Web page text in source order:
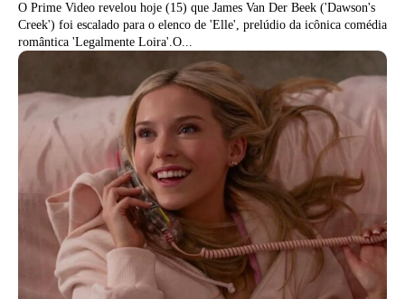
O Prime Video revelou hoje (15) que James Van Der Beek ('Dawson's
Creek') foi escalado para o elenco de 'Elle', prelúdio da icônica comédia
romântica 'Legalmente Loira'.O...